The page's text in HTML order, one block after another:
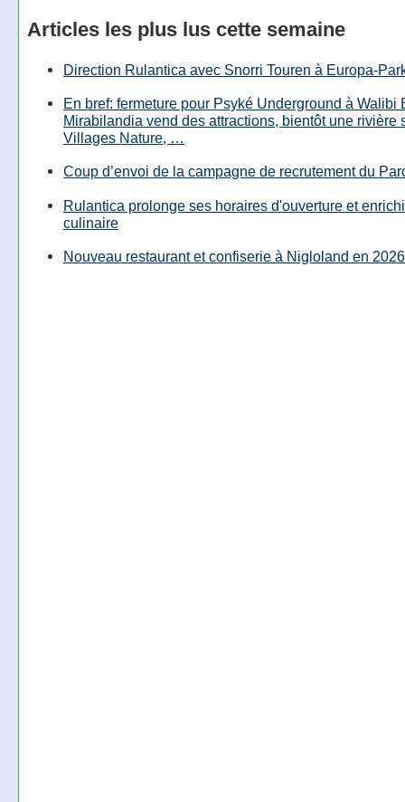
Articles les plus lus cette semaine
Direction Rulantica avec Snorri Touren à Europa-
En bref: fermeture pour Psyké Underground à Walibi
Mirabilandia vend des attractions, bientôt une rivière
Villages Nature, …
Coup d’envoi de la campagne de recrutement du
Rulantica prolonge ses horaires d'ouverture et
culinaire
Nouveau restaurant et confiserie à Nigloland en 2026